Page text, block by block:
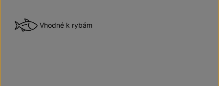
Vhodné k rybám